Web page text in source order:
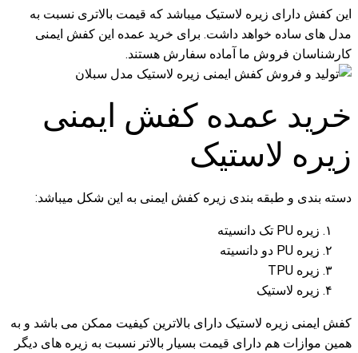
این کفش دارای زیره لاستیک میباشد که قیمت بالاتری نسبت به
مدل های ساده خواهد داشت. برای خرید عمده این کفش ایمنی
کارشناسان فروش ما آماده سفارش هستند.
خرید عمده کفش ایمنی
زیره لاستیک
دسته بندی و طبقه بندی زیره کفش ایمنی به این شکل میباشد:
زیره PU تک دانسیته
زیره PU دو دانسیته
زیره TPU
زیره لاستیک
کفش ایمنی زیره لاستیک دارای بالاترین کیفیت ممکن می باشد و به
همین موازات هم دارای قیمت بسیار بالاتر نسبت به زیره های دیگر